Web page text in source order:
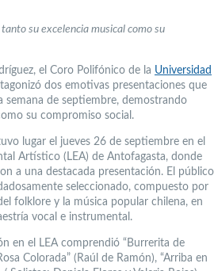
su excelencia musical como su
el Coro Polifónico de la Universidad
dos emotivas presentaciones que
semana de septiembre, demostrando
su compromiso social.
lugar el jueves 26 de septiembre en el
Artístico (LEA) de Antofagasta, donde
a una destacada presentación. El público
seleccionado, compuesto por
folklore y la música popular chilena, en
vocal e instrumental.
en el LEA comprendió “Burrerita de
Colorada” (Raúl de Ramón), “Arriba en